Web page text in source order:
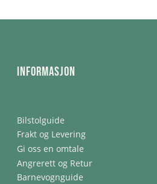
Informasjon
Bilstolguide
Frakt og Levering
Gi oss en omtale
Angrerett og Retur
Barnevognguide